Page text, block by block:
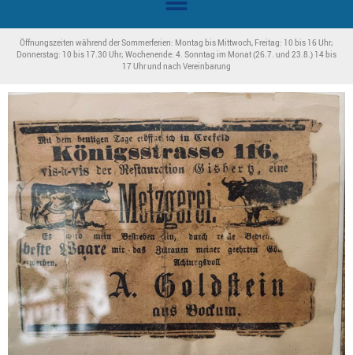
Öffnungszeiten während der Sommerferien: Montag bis Mittwoch, Freitag: 10 bis 16 Uhr;
Donnerstag: 10 bis 17.30 Uhr; Wochenende: 4. Sonntag im Monat (26.7. und 23.8.) 14 bis
17 Uhr und nach Vereinbarung